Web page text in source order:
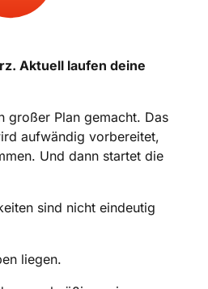
Aktuell laufen deine
großer Plan gemacht. Das
aufwändig vorbereitet,
Und dann startet die
sind nicht eindeutig
liegen.